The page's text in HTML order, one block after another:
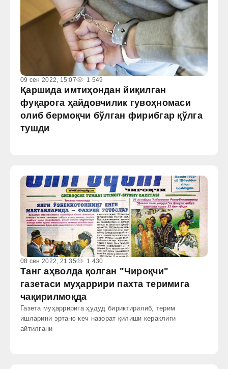
09 сен 2022, 15:07 1 549
Қаршида имтиҳондан йиқилган
фуқарога ҳайдовчилик гувоҳномаси
олиб бермоқчи бўлган фирибгар қўлга
тушди
08 сен 2022, 21:35 1 430
Танг аҳволда қолган "Чироқчи"
газетаси муҳаррири пахта теримига
чақирилмоқда
Газета муҳарририга ҳудуд бириктирилиб, терим
ишларини эрта-ю кеч назорат қилиши кераклиги
айтилгани